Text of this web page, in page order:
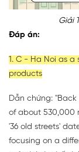
Giải
Đáp án:
1. C - Ha Noi as a
products
Dẫn chứng:
of about 530,000
'36 old streets'
focusing on a